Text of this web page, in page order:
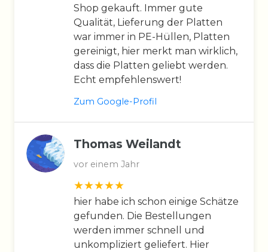
Shop gekauft. Immer gute
Qualität, Lieferung der Platten
war immer in PE-Hüllen, Platten
gereinigt, hier merkt man wirklich,
dass die Platten geliebt werden.
Echt empfehlenswert!
Zum Google-Profil
Thomas Weilandt
vor einem Jahr
hier habe ich schon einige Schätze
gefunden. Die Bestellungen
werden immer schnell und
unkompliziert geliefert. Hier